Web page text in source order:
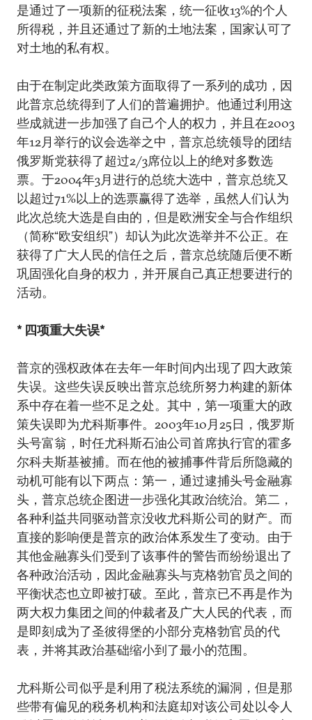
是通过了一项新的征税法案，统一征收13%的个人
所得税，并且还通过了新的土地法案，国家认可了
对土地的私有权。
由于在制定此类政策方面取得了一系列的成功，因
此普京总统得到了人们的普遍拥护。他通过利用这
些成就进一步加强了自己个人的权力，并且在2003
年12月举行的议会选举之中，普京总统领导的团结
俄罗斯党获得了超过2/3席位以上的绝对多数选
票。于2004年3月进行的总统大选中，普京总统又
以超过71%以上的选票赢得了选举，虽然人们认为
此次总统大选是自由的，但是欧洲安全与合作组织
（简称“欧安组织”）却认为此次选举并不公正。在
获得了广大人民的信任之后，普京总统随后便不断
巩固强化自身的权力，并开展自己真正想要进行的
活动。
* 四项重大失误*
普京的强权政体在去年一年时间内出现了四大政策
失误。这些失误反映出普京总统所努力构建的新体
系中存在着一些不足之处。其中，第一项重大的政
策失误即为尤科斯事件。2003年10月25日，俄罗斯
头号富翁，时任尤科斯石油公司首席执行官的霍多
尔科夫斯基被捕。而在他的被捕事件背后所隐藏的
动机可能有以下两点：第一，通过逮捕头号金融寡
头，普京总统企图进一步强化其政治统治。第二，
各种利益共同驱动普京没收尤科斯公司的财产。而
直接的影响便是普京的政治体系发生了变动。由于
其他金融寡头们受到了该事件的警告而纷纷退出了
各种政治活动，因此金融寡头与克格勃官员之间的
平衡状态也立即被打破。至此，普京已不再是作为
两大权力集团之间的仲裁者及广大人民的代表，而
是即刻成为了圣彼得堡的小部分克格勃官员的代
表，并将其政治基础缩小到了最小的范围。
尤科斯公司似乎是利用了税法系统的漏洞，但是那
些带有偏见的税务机构和法庭却对该公司处以令人